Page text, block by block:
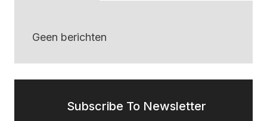
Geen berichten
Subscribe To Newsletter